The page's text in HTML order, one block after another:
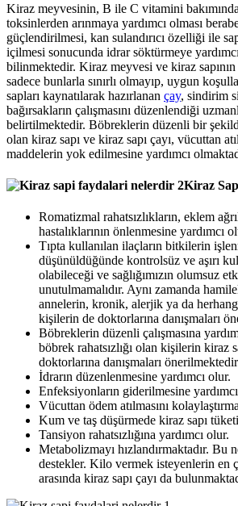
Kiraz meyvesinin, B ile C vitamini
toksinlerden arınmaya yardımcı olması
güçlendirilmesi, kan sulandırıcı özelliği ile
içilmesi sonucunda idrar söktürmeye
bilinmektedir. Kiraz meyvesi ve kiraz sapının
sadece bunlarla sınırlı olmayıp, uygun
sapları kaynatılarak hazırlanan çay, sindirim
bağırsakların çalışmasını düzenlendiği
belirtilmektedir. Böbreklerin düzenli bir şekilde
olan kiraz sapı ve kiraz sapı çayı, vücuttan
maddelerin yok edilmesine yardımcı
Kiraz
Romatizmal rahatsızlıkların, eklem
hastalıklarının önlenmesine yardımcı
Tıpta kullanılan ilaçların bitkilerin
düşünüldüğünde kontrolsüz ve aşırı
olabileceği ve sağlığımızın olumsuz
unutulmamalıdır. Aynı zamanda
annelerin, kronik, alerjik ya da
kişilerin de doktorlarına danışmaları
Böbreklerin düzenli çalışmasına
böbrek rahatsızlığı olan kişilerin kiraz
doktorlarına danışmaları
İdrarın düzenlenmesine yardımcı olur.
Enfeksiyonların giderilmesine
Vücuttan ödem atılmasını
Kum ve taş düşürmede kiraz sapı
Tansiyon rahatsızlığına yardımcı olur.
Metabolizmayı hızlandırmaktadır. Bu
destekler. Kilo vermek isteyenlerin en
arasında kiraz sapı çayı da